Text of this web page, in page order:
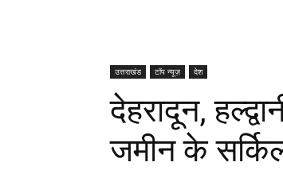
उत्तराखंड टॉप न्यूज़ देश
देहरादून,
जमीन के